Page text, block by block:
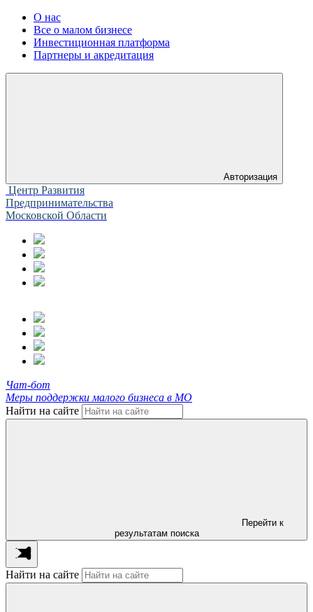
О нас
Все о малом бизнесе
Инвестиционная платформа
Партнеры и акредитация
Авторизация
Центр Развития
Предпринимательства
Московской Области
Чат-бот
Меры поддержки малого бизнеса в МО
Найти на сайте
Перейти к
результатам поиска
Найти на сайте